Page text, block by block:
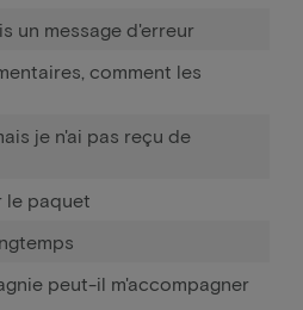
un message d'erreur
comment les
je n'ai pas reçu de
le paquet
peut-il m'accompagner